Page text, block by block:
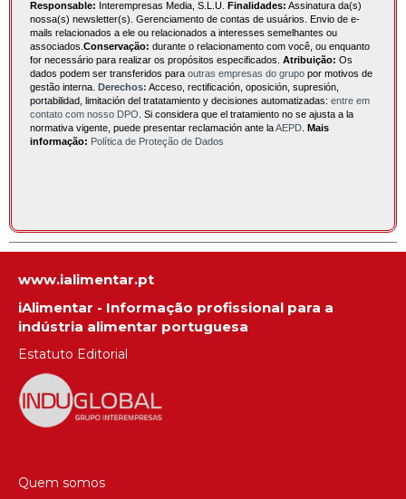
Responsable: Interempresas Media, S.L.U. Finalidades: Assinatura da(s)
nossa(s) newsletter(s). Gerenciamento de contas de usuários. Envio de e-
mails relacionados a ele ou relacionados a interesses semelhantes ou
associados.Conservação: durante o relacionamento com você, ou enquanto
for necessário para realizar os propósitos especificados. Atribuição: Os
dados podem ser transferidos para outras empresas do grupo por motivos de
gestão interna. Derechos: Acceso, rectificación, oposición, supresión,
portabilidad, limitación del tratatamiento y decisiones automatizadas: entre em
contato com nosso DPO. Si considera que el tratamiento no se ajusta a la
normativa vigente, puede presentar reclamación ante laAEPD. Mais
informação: Política de Proteção de Dados
www.ialimentar.pt
iAlimentar - Informação profissional para a
indústria alimentar portuguesa
Estatuto Editorial
Quem somos